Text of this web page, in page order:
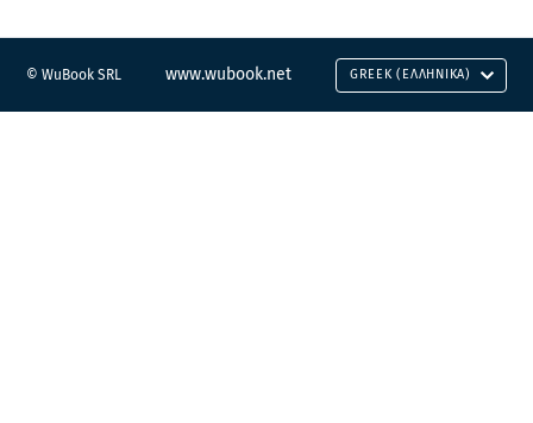
© WuBook SRL www.wubook.net GREEK (ΕΛΛΗΝΙΚΆ)